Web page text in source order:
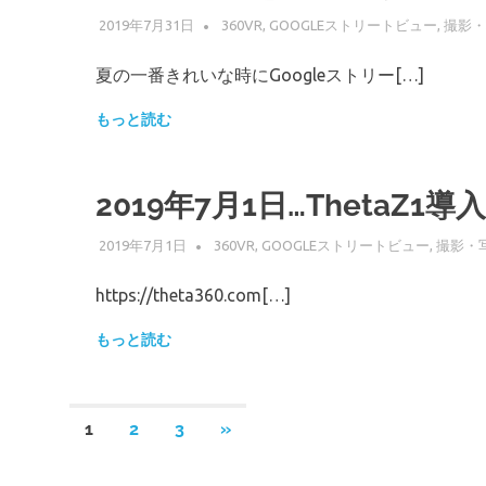
2019年7月31日 WPMASTER
360VR GOOGLEストリートビュー 撮影
夏の一番きれいな時にGoogleストリー[…]
もっと読む
2019年7月1日…ThetaZ1導入
2019年7月1日 WPMASTER
360VR, GOOGLEストリートビュー, 撮影・
https://theta360.com[…]
もっと読む
投
1 2 3
次
»